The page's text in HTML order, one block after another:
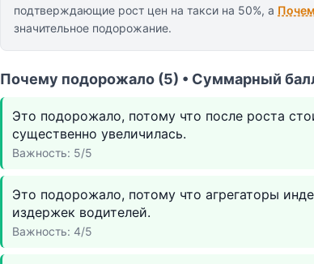
подтверждающие рост цен на такси на 50%, а
значительное подорожание.
Почему подорожало (5) • Суммарный
Это подорожало, потому что после роста
существенно увеличилась.
Важность: 5/5
Это подорожало, потому что агрегаторы
издержек водителей.
Важность: 4/5